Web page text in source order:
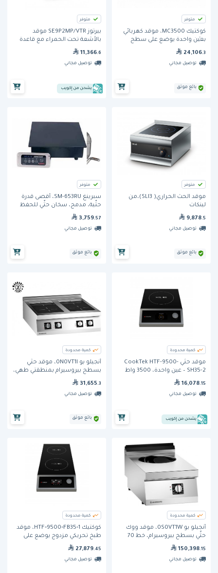
متوفر
كوكتيك MC3500، موقد كهربائي
بعيْن واحدة يوضع على سطح
24,106.3
توصيل مجاني
بائع موثق
متوفر
بيرتوز SE9P2MP/VTR موقد
بالأشعة تحت الحمراء مع قاعدة
11,366.6
توصيل مجاني
يشحن من إكويب
متوفر
موقد الحث الحراري( SLI3)،من
لينكات
9,878.5
توصيل مجاني
بائع موثق
متوفر
سبرينغ SM-653RU، أقصى قدرة
حثّية، مدمج، سخان حثّي للحفظ
3,759.57
توصيل مجاني
بائع موثق
كمية محدودة
موقد حثي CookTek HTF-9500-
SH35-2 – عين واحدة، 3500 واط
16,078.15
توصيل مجاني
يشحن من إكويب
كمية محدودة
أنجيلو بو 0N0VT1I، موقد حثّي
بسطح بيروسيرام بمنطقتي طهي،
31,655 .3
توصيل مجاني
بائع موثق
كمية محدودة
أنجيلو بو 0S0VT1W، موقد ووك
حثّي بسطح بيروسيرام، خط 70
150,398.15
توصيل مجاني
كمية محدودة
كوكتيك HTF‐9500‐FB35‐1، موقد
طبخ تحريكي مزدوج يوضع على
سطح الطاولة
27,879.45
توصيل مجاني